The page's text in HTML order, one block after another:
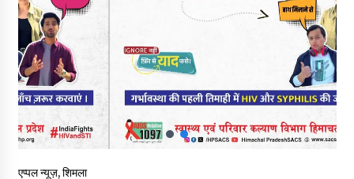
शिमला पुलिस में बड़ी अनुशासनात्मक कार्रवाई, 3 पुलिसकर्मी निलंबित
6 साल में पीएम नरेंद्र मोदी के विदेश दौरों पर 557 करोड़ खर्च, सरकार ने
संसद में दी जानकारी
07/08/2026
एप्पल न्यूज़, शिमला